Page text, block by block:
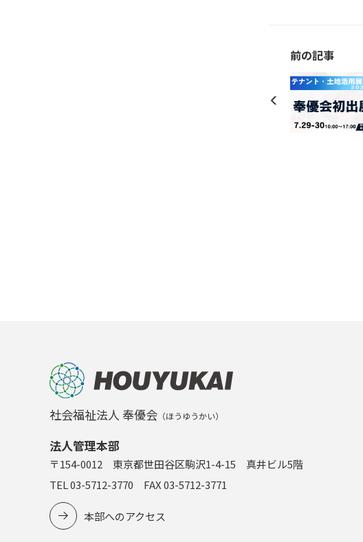
前の記事
社会福祉法人 奉優会 （ほうゆうかい）
法人管理本部
〒154-0012 東京都世田谷区駒沢1-4-15 真井ビル5階
TEL 03-5712-3770 FAX 03-5712-3771
本部へのアクセス